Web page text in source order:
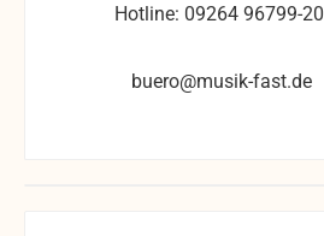
Hotline: 09264 96799-20
buero@musik-fast.de